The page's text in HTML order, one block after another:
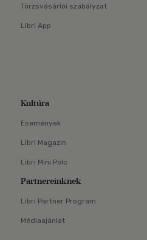
Törzsvásárlói szabályzat
Libri App
Kultúra
Események
Libri Magazin
Libri Mini Polc
Partnereinknek
Libri Partner Program
Médiaajánlat